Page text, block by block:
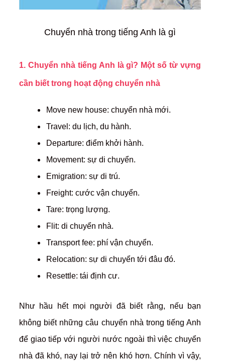
Chuyển nhà trong tiếng Anh là gì
1. Chuyển nhà tiếng Anh là gì? Một số từ vựng
cần biết trong hoạt động chuyển nhà
Move new house: chuyển nhà mới.
Travel: du lịch, du hành.
Departure: điểm khởi hành.
Movement: sự di chuyển.
Emigration: sự di trú.
Freight: cước vận chuyển.
Tare: trọng lượng.
Flit: di chuyển nhà.
Transport fee: phí vận chuyển.
Relocation: sự di chuyển tới đâu đó.
Resettle: tái định cư.
Như hầu hết mọi người đã biết rằng, nếu bạn
không biết những câu chuyển nhà trong tiếng Anh
để giao tiếp với người nước ngoài thì việc chuyển
nhà đã khó, nay lại trở nên khó hơn. Chính vì vậy,